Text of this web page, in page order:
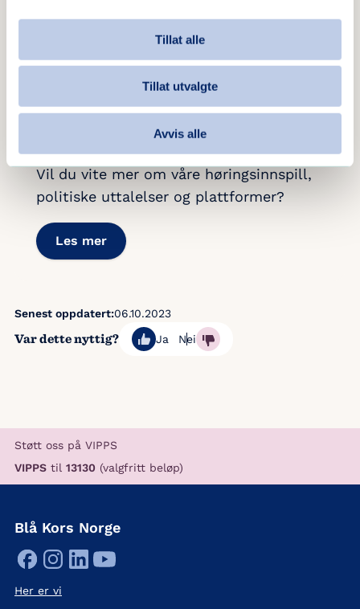
Tillat alle
Tillat utvalgte
Avvis alle
skal behandle statsbudsjettet.
Vil du vite mer om våre høringsinnspill,
politiske uttalelser og plattformer?
Les mer
Var dette nyttig? Ja Nei
Senest oppdatert:06.10.2023
Støtt oss på VIPPS
VIPPS til 13130 (valgfritt beløp)
Blå Kors Norge
Her er vi